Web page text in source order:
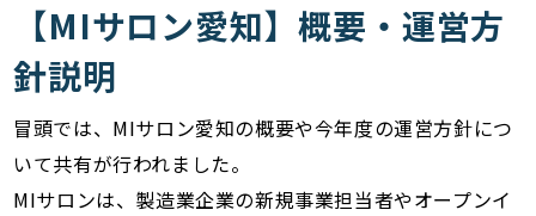
【MIサロン愛知】概要・運営方
針説明
冒頭では、MIサロン愛知の概要や今年度の運営方針につ
いて共有が行われました。
MIサロンは、製造業企業の新規事業担当者やオープンイ